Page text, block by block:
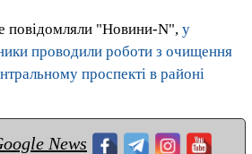
повідомляли "Новини-N", у
проводили роботи з очищення
проспекті в районі
News